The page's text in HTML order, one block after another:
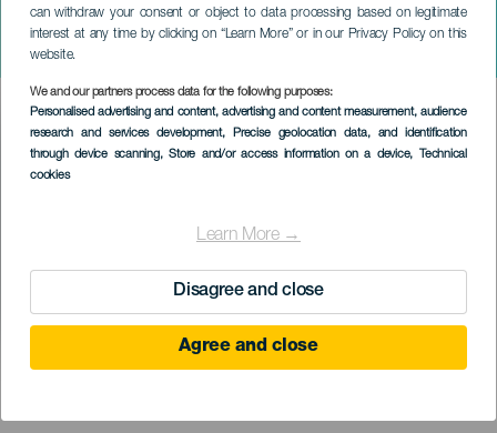
can withdraw your consent or object to data processing based on legitimate
interest at any time by clicking on “Learn More” or in our Privacy Policy on this
website.
We and our partners process data for the following purposes:
Personalised advertising and content, advertising and content measurement, audience
research and services development, Precise geolocation data, and identification
through device scanning, Store and/or access information on a device, Technical
cookies
Learn More →
Disagree and close
Agree and close
Escuela de calor
TENERIFE
Imagen
Listado